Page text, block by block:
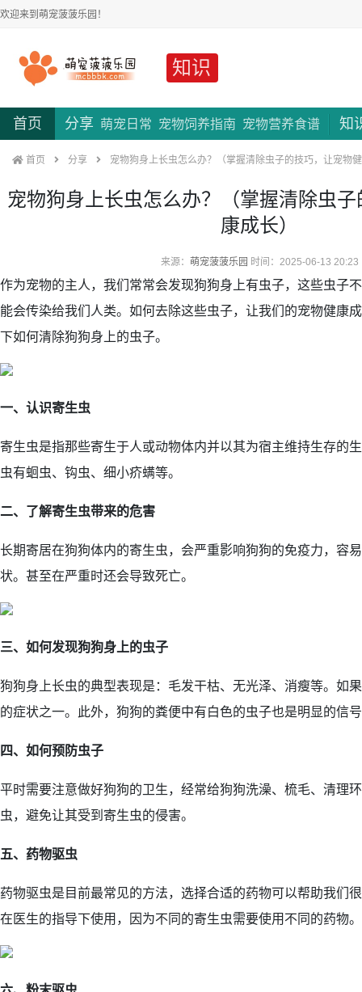
欢迎来到萌宠菠菠乐园！
知识
首页 分享 萌宠日常 宠物饲养指南 宠物营养食谱 知
首页 分享 宠物狗身上长虫怎么办？（掌握清除虫子的技巧，让宠物
宠物狗身上长虫怎么办？（掌握清除虫
康成长）
来源： 萌宠菠菠乐园 时间：2025-06-13 20:23
作为宠物的主人，我们常常会发现狗狗身上有虫子，这些虫子
能会传染给我们人类。如何去除这些虫子，让我们的宠物健康
下如何清除狗狗身上的虫子。
一、认识寄生虫
寄生虫是指那些寄生于人或动物体内并以其为宿主维持生存的
虫有蛔虫、钩虫、细小疥螨等。
二、了解寄生虫带来的危害
长期寄居在狗狗体内的寄生虫，会严重影响狗狗的免疫力，容
状。甚至在严重时还会导致死亡。
三、如何发现狗狗身上的虫子
狗狗身上长虫的典型表现是：毛发干枯、无光泽、消瘦等。如
的症状之一。此外，狗狗的粪便中有白色的虫子也是明显的信
四、如何预防虫子
平时需要注意做好狗狗的卫生，经常给狗狗洗澡、梳毛、清理
虫，避免让其受到寄生虫的侵害。
五、药物驱虫
药物驱虫是目前最常见的方法，选择合适的药物可以帮助我们
在医生的指导下使用，因为不同的寄生虫需要使用不同的药物。